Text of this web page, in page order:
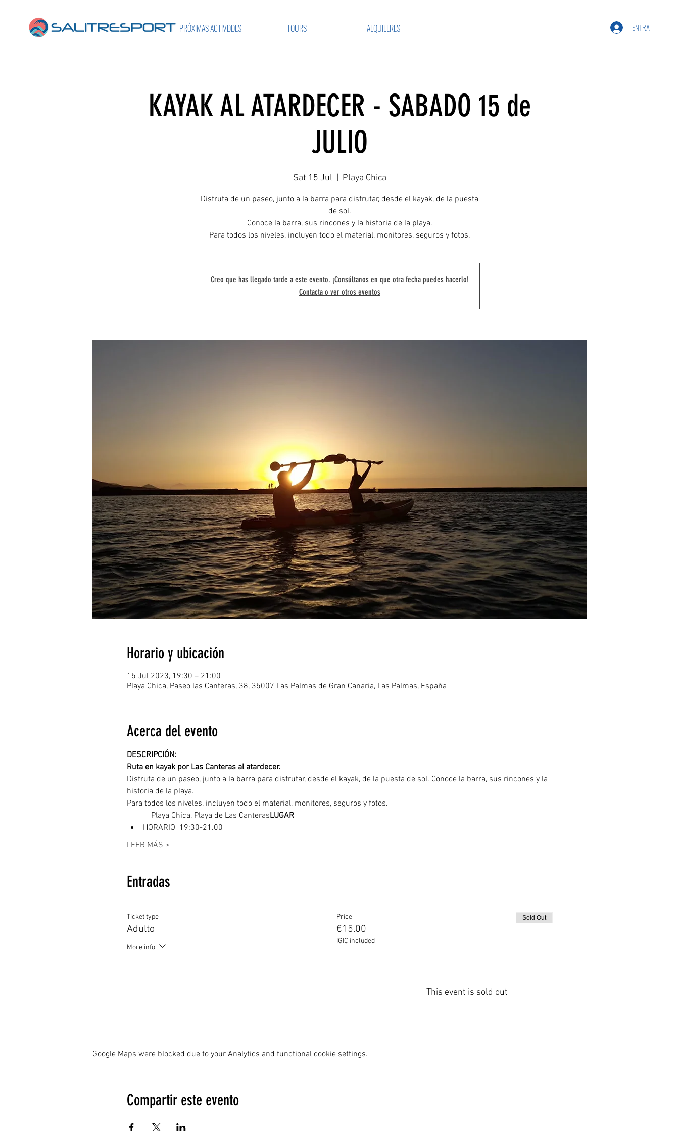
PRÓXIMAS ACTIVDDES TOURS ALQUILERES ENTRA
KAYAK AL ATARDECER - SABADO 15 de
JULIO
Sat 15 Jul Playa Chica
Disfruta de un paseo, junto a la barra para disfrutar, desde el kayak, de la puesta
de sol.
Conoce la barra, sus rincones y la historia de la playa.
Para todos los niveles, incluyen todo el material, monitores, seguros y fotos.
Creo que has llegado tarde a este evento. ¡Consúltanos en que otra fecha puedes hacerlo!
Contacta o ver otros eventos
Horario y ubicación
15 Jul 2023, 19:30 – 21:00
Playa Chica, Paseo las Canteras, 38, 35007 Las Palmas de Gran Canaria, Las Palmas, España
Acerca del evento
DESCRIPCIÓN:
Ruta en kayak por Las Canteras al atardecer.
Disfruta de un paseo, junto a la barra para disfrutar, desde el kayak, de la puesta de sol. Conoce la barra, sus rincones y la
historia de la playa.
Para todos los niveles, incluyen todo el material, monitores, seguros y fotos.
	  Playa Chica, Playa de Las Canteras
LUGAR
HORARIO  19:30-21.00
LEER MÁS >
Entradas
Ticket type
Adulto
More info
Price
€15.00
IGIC included
Sold Out
This event is sold out
Google Maps were blocked due to your Analytics and functional cookie settings.
Compartir este evento